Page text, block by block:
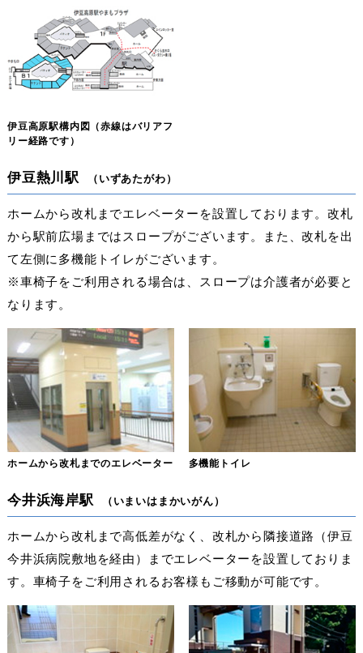
伊豆高原駅構内図 （赤線はバリアフ
リー経路です）
伊豆熱川駅 （いずあたがわ）
ホームから改札までエレベーターを設置しております。改札
から駅前広場まではスロープがございます。また、改札を出
て左側に多機能トイレがございます。
※車椅子をご利用される場合は、スロープは介護者が必要と
なります。
ホームから改札までのエレベーター 多機能トイレ
今井浜海岸駅 （いまいはまかいがん）
ホームから改札まで高低差がなく、改札から隣接道路（伊豆
今井浜病院敷地を経由）までエレベーターを設置しておりま
す。車椅子をご利用されるお客様もご移動が可能です。